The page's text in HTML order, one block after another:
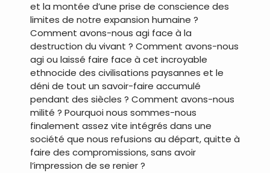
et la montée d’une prise de conscience des
limites de notre expansion humaine ?
Comment avons-nous agi face à la
destruction du vivant ? Comment avons-nous
agi ou laissé faire face à cet incroyable
ethnocide des civilisations paysannes et le
déni de tout un savoir-faire accumulé
pendant des siècles ? Comment avons-nous
milité ? Pourquoi nous sommes-nous
finalement assez vite intégrés dans une
société que nous refusions au départ, quitte à
faire des compromissions, sans avoir
l’impression de se renier ?